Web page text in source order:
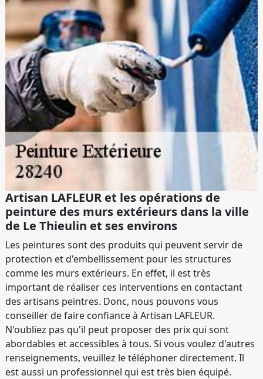
Artisan LAFLEUR et les opérations de
peinture des murs extérieurs dans la ville
de Le Thieulin et ses environs
Les peintures sont des produits qui peuvent servir de
protection et d'embellissement pour les structures
comme les murs extérieurs. En effet, il est très
important de réaliser ces interventions en contactant
des artisans peintres. Donc, nous pouvons vous
conseiller de faire confiance à Artisan LAFLEUR.
N'oubliez pas qu'il peut proposer des prix qui sont
abordables et accessibles à tous. Si vous voulez d'autres
renseignements, veuillez le téléphoner directement. Il
est aussi un professionnel qui est très bien équipé.